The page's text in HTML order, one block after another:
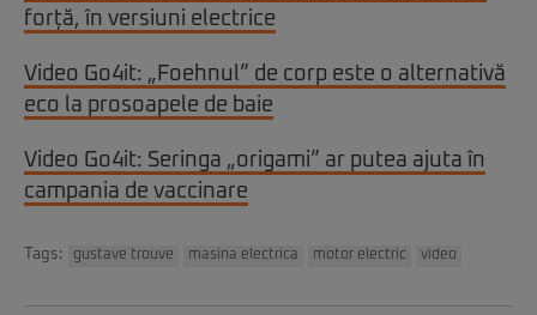
forță, în versiuni electrice
Video Go4it: „Foehnul” de corp este o alternativă
eco la prosoapele de baie
Video Go4it: Seringa „origami” ar putea ajuta în
campania de vaccinare
Tags: gustave trouve masina electrica motor electric video